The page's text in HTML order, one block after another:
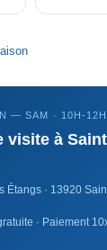
— SAM · 10H-
visite à
Étangs · 13920
· Paiement